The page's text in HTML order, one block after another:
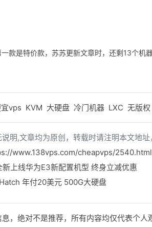
款是特价款，苏苏更新文章时，还剩13个机
vps KVM 大硬盘 冷门机器 LXC 无版权
明,文章均为原创，转载时请注明本文地址
www.138vps.com/cheapvps/2540.html
新上线华为E3新配置机型 终身立减优惠
年付20美元 500G大硬盘
，绝对不是推荐，所有内容均仅代表个